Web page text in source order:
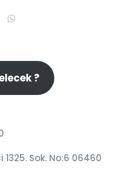
?
Sok. No:6 06460